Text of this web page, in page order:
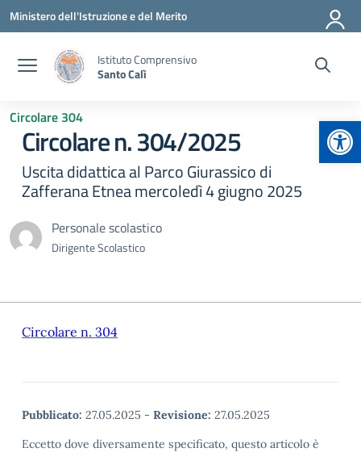
Vai ai contenuti
Vai al menu di navigazione
Vai al footer
Ministero dell'Istruzione e del Merito
Istituto Comprensivo
Santo Calì
Circolare 304
Circolare n. 304/2025
Uscita didattica al Parco Giurassico di
Zafferana Etnea mercoledì 4 giugno 2025
Personale scolastico
Dirigente Scolastico
Circolare n. 304
Pubblicato: 27.05.2025 - Revisione: 27.05.2025
Eccetto dove diversamente specificato, questo articolo è